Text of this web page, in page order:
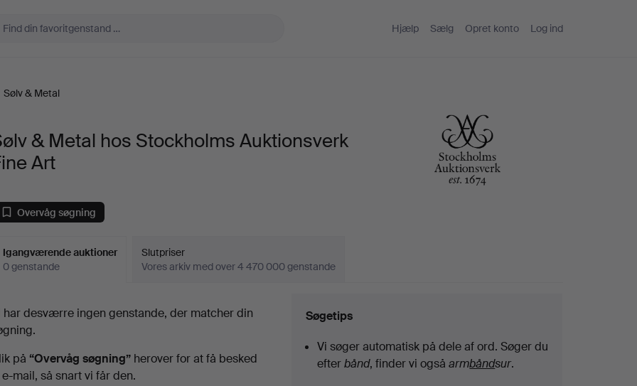
Hjælp Sælg Opret konto Log ind
Sølv & Metal
& Metal hos Stockholms Auktionsverk
Art
Overvåg søgning
Igangværende auktioner
0 genstande
Slutpriser
Vores arkiv med over 4 470 000 genstande
har desværre ingen genstande, der matcher din
på “Overvåg søgning” herover for at få besked
mail, så snart vi får den.
Søgetips
Vi søger automatisk på dele af ord. Søger du
efterbånd, finder vi ogsåarmbåndsur.